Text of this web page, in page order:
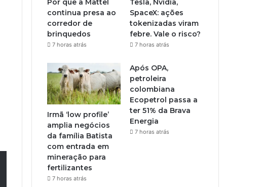
Por que a Mattel
continua presa ao
corredor de
brinquedos
7 horas atrás
Tesla, Nvidia,
SpaceX: ações
tokenizadas viram
febre. Vale o risco?
7 horas atrás
Irmã ‘low profile’
amplia negócios
da família Batista
com entrada em
mineração para
fertilizantes
7 horas atrás
Após OPA,
petroleira
colombiana
Ecopetrol passa a
ter 51% da Brava
Energia
7 horas atrás